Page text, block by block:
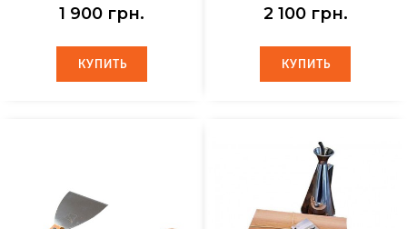
1 900 грн.
КУПИТЬ
КУПИТЬ
2 100 грн.
КУПИТЬ
КУПИТЬ